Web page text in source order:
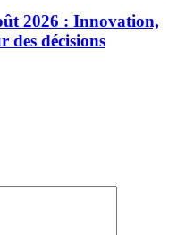
2026 : Innovation,
des décisions